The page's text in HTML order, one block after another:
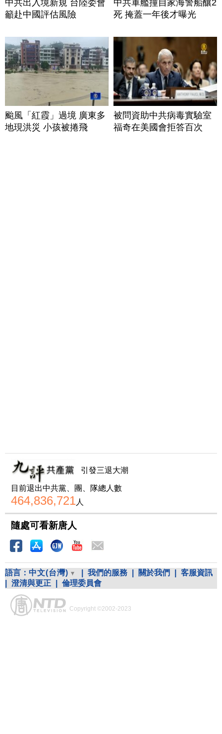
中共出入境新規 台陸委會
籲赴中國評估風險
中共軍艦撞自家海警船釀2
死 掩蓋一年後才曝光
颱風「紅霞」過境 廣東多
地現洪災 小孩被捲飛
被問資助中共病毒實驗室
福奇在美國會拒答百次
引發三退大潮
目前退出中共黨、團、隊總人數
464,836,721人
隨處可看新唐人
語言： 中文(台灣) 我們的服務 關於我們
客服資訊
澄清與更正 倫理委員會
Copyright ©2002-2023